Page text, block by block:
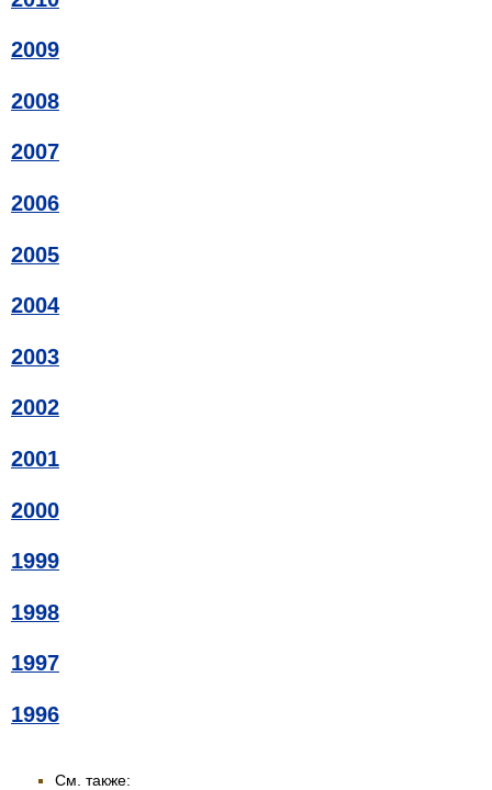
2009
2008
2007
2006
2005
2004
2003
2002
2001
2000
1999
1998
1997
1996
См. также: